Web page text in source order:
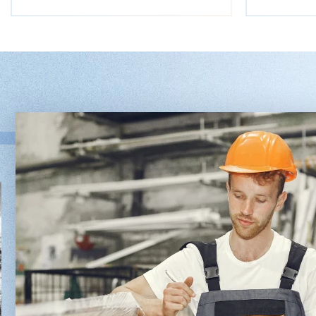
Двухсторонний шипорез
MX6015
2 832 000 ₽
3 176 000 ₽
Артикул: 2497
Длина заготовки: 400-1500 мм
Макс. ширина заготовки: 580 мм
Станок проходного типа
5/1
2 432
2 680 000
Артикул:
Длина
Ширина
Толщина